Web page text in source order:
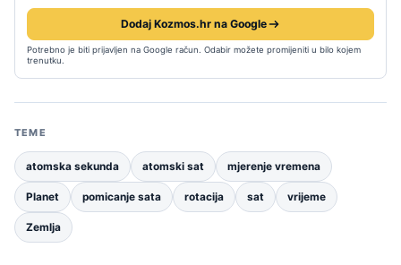
Dodaj Kozmos.hr na Google
Potrebno je biti prijavljen na Google račun. Odabir možete promijeniti u bilo kojem
trenutku.
TEME
atomska sekunda atomski sat mjerenje vremena
Planet pomicanje sata rotacija sat vrijeme
Zemlja